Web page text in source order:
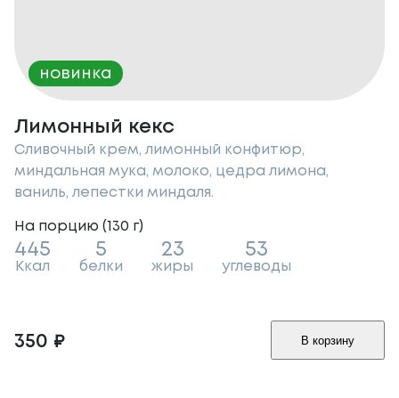
новинка
Лимонный кекс
Сливочный крем, лимонный конфитюр,
миндальная мука, молоко, цедра лимона,
ваниль, лепестки миндаля.
На порцию (130 г)
445
Ккал
5
белки
23
жиры
53
углеводы
350 ₽ В корзину